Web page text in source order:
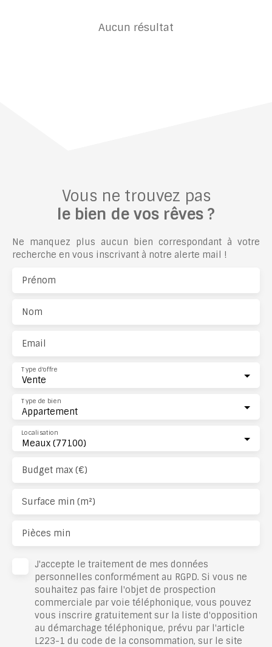
Aucun résultat
Vous ne trouvez pas
le bien de vos rêves ?
Ne manquez plus aucun bien correspondant à votre
recherche en vous inscrivant à notre alerte mail !
Prénom
Nom
Email
Vente
Type d'offre
Appartement
Type de bien
Meaux (77100)
Localisation
Budget max (€)
Surface min (m²)
Pièces min
J'accepte le traitement de mes données
personnelles conformément au RGPD. Si vous ne
souhaitez pas faire l'objet de prospection
commerciale par voie téléphonique, vous pouvez
vous inscrire gratuitement sur la liste d'opposition
au démarchage téléphonique, prévu par l'article
L223-1 du code de la consommation, sur le site